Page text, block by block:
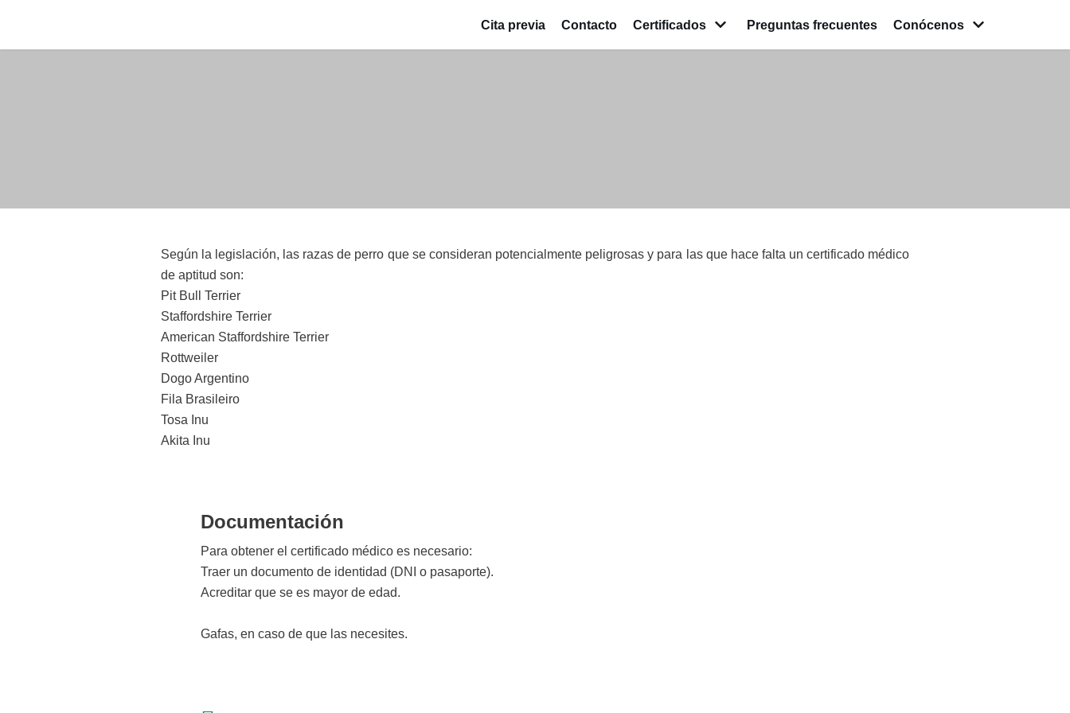
Cita previa Contacto Certificados Preguntas frecuentes Conócenos
Según la legislación, las razas de perro que se consideran potencialmente peligrosas y para las que hace falta un certificado médico
de aptitud son:
Pit Bull Terrier
Staffordshire Terrier
American Staffordshire Terrier
Rottweiler
Dogo Argentino
Fila Brasileiro
Tosa Inu
Akita Inu
Documentación
Para obtener el certificado médico es necesario:
Traer un documento de identidad (DNI o pasaporte).
Acreditar que se es mayor de edad.
Gafas, en caso de que las necesites.